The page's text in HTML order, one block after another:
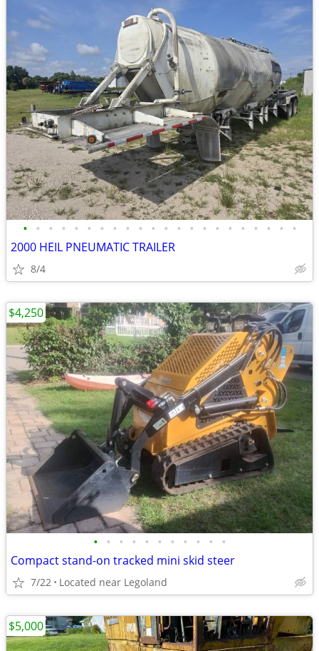
• • • • • • • • • • • • • • • • • • • • • •
2000 HEIL PNEUMATIC TRAILER
8/4
• • • • • • • • • • •
Compact stand-on tracked mini skid steer
7/22 Located near Legoland
$4,250
$5,000